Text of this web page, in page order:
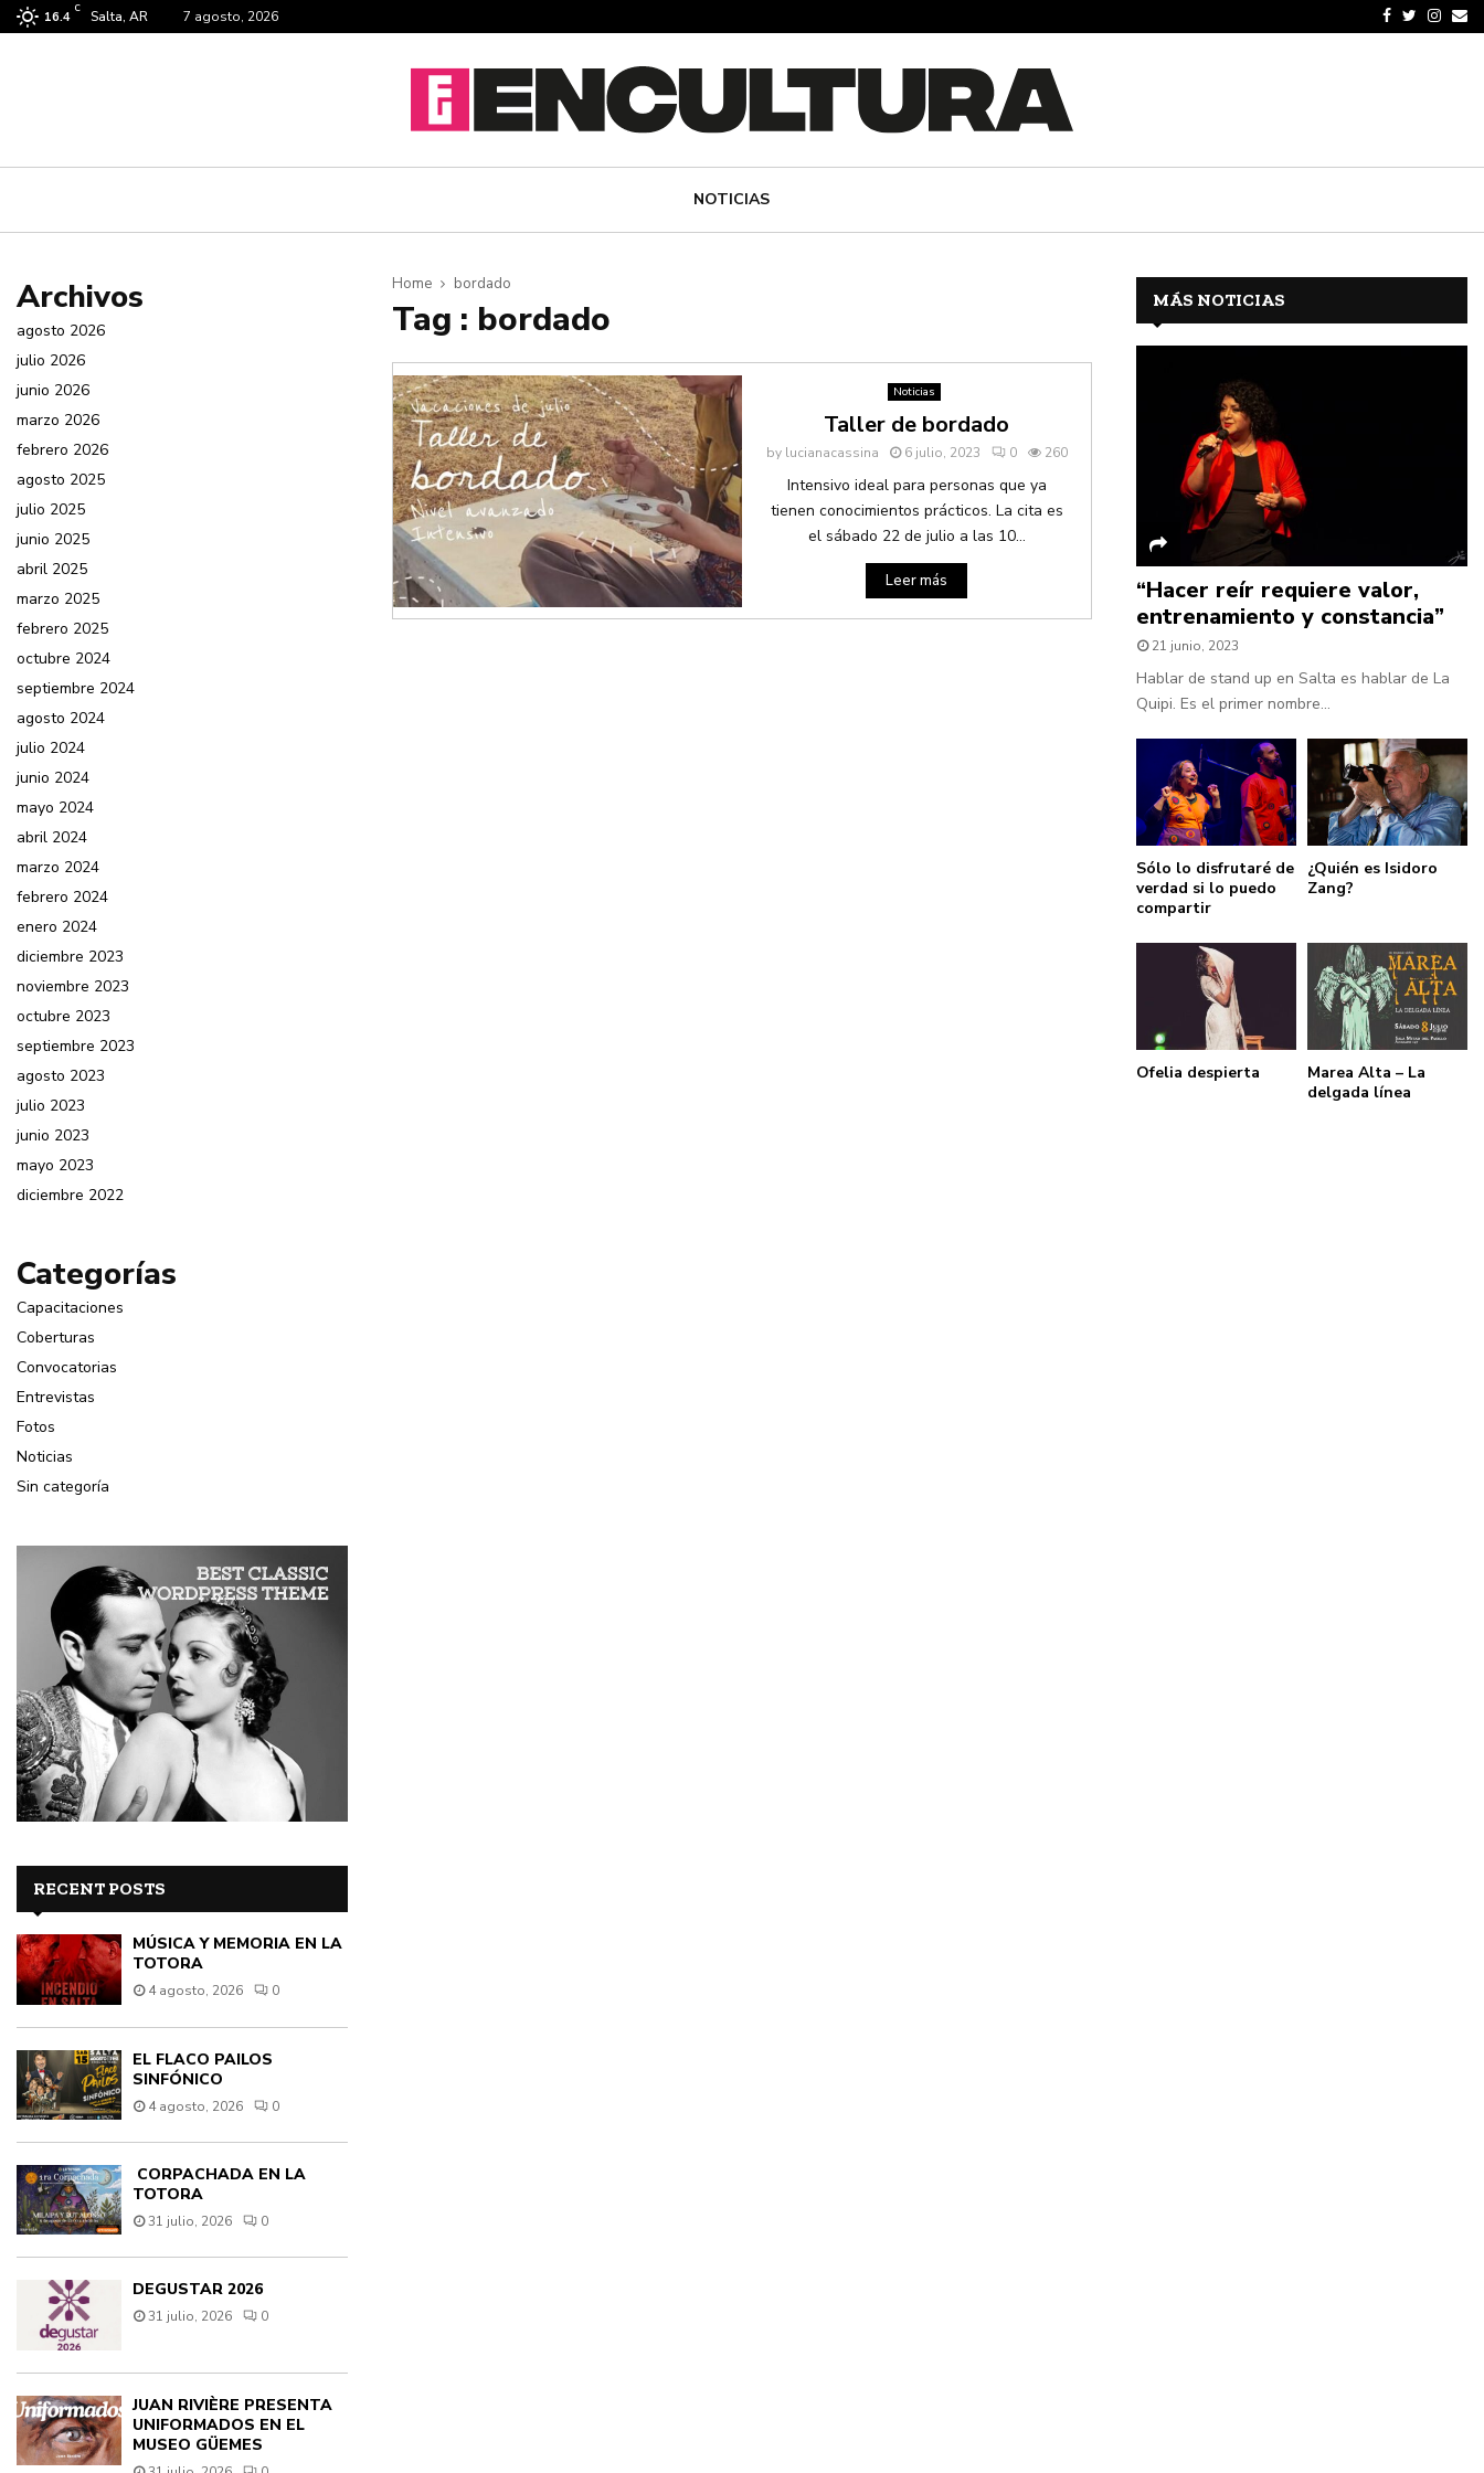
16.4
C Salta, AR 7 agosto, 2026
NOTICIAS
Home bordado
Tag : bordado
Noticias
Taller de bordado
by lucianacassina 6 julio, 2023 0 260
Intensivo ideal para personas que ya
tienen conocimientos prácticos. La cita es
el sábado 22 de julio a las 10...
Leer más
Archivos
agosto 2026
julio 2026
junio 2026
marzo 2026
febrero 2026
agosto 2025
julio 2025
junio 2025
abril 2025
marzo 2025
febrero 2025
octubre 2024
septiembre 2024
agosto 2024
julio 2024
junio 2024
mayo 2024
abril 2024
marzo 2024
febrero 2024
enero 2024
diciembre 2023
noviembre 2023
octubre 2023
septiembre 2023
agosto 2023
julio 2023
junio 2023
mayo 2023
diciembre 2022
Categorías
Capacitaciones
Coberturas
Convocatorias
Entrevistas
Fotos
Noticias
Sin categoría
RECENT POSTS
MÚSICA Y MEMORIA EN LA
TOTORA
4 agosto, 2026 0
EL FLACO PAILOS
SINFÓNICO
4 agosto, 2026 0
CORPACHADA EN LA
TOTORA
31 julio, 2026 0
DEGUSTAR 2026
31 julio, 2026 0
JUAN RIVIÈRE PRESENTA
UNIFORMADOS EN EL
MUSEO GÜEMES
MÁS NOTICIAS
“Hacer reír requiere valor,
entrenamiento y constancia”
21 junio, 2023
Hablar de stand up en Salta es hablar de La
Quipi. Es el primer nombre...
Sólo lo disfrutaré de
verdad si lo puedo
compartir
¿Quién es Isidoro
Zang?
Ofelia despierta
Marea Alta – La
delgada línea